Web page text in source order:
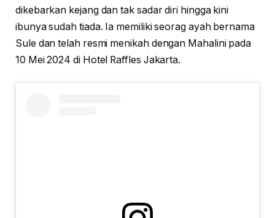
dikebarkan kejang dan tak sadar diri hingga kini
ibunya sudah tiada. Ia memiliki seorag ayah bernama
Sule dan telah resmi menikah dengan Mahalini pada
10 Mei 2024 di Hotel Raffles Jakarta.